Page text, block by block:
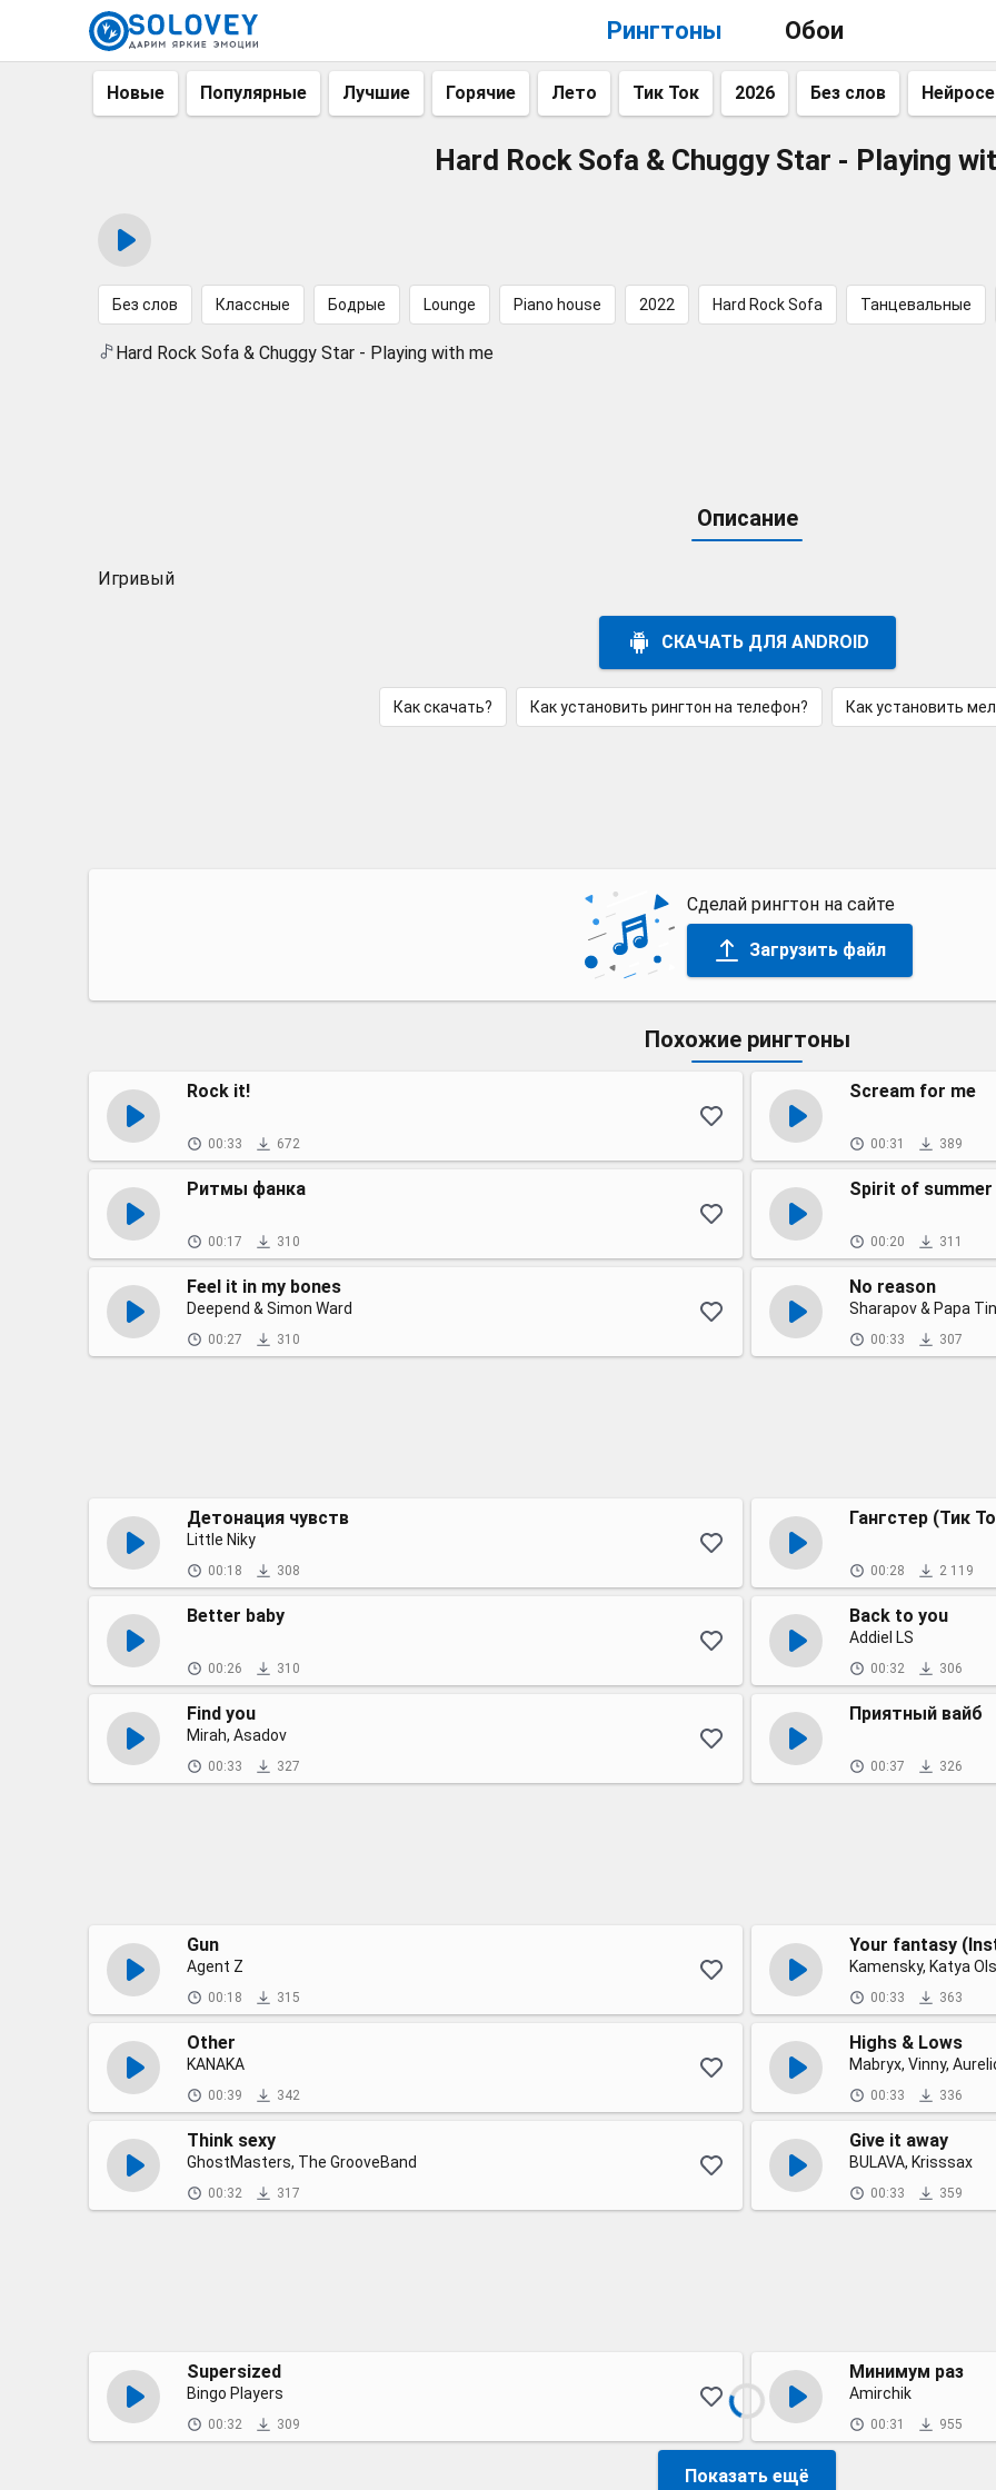
Рингтоны Обои
Новые Популярные Лучшие Горячие Лето Тик Ток 2026 Без слов
Hard Rock Sofa & Chuggy Star - Playing
Без слов Классные Бодрые Lounge Piano house 2022 Hard Rock Sofa Танцевальные
Hard Rock Sofa & Chuggy Star - Playing with me
Описание
Игривый
СКАЧАТЬ ДЛЯ ANDROID
Как скачать? Как установить рингтон на телефон? Как установить
Сделай рингтон на сайте
Загрузить файл
Похожие рингтоны
Rock it!
00:33 672
Scream for me
00:31 389
Ритмы фанка
00:17 310
Spirit of summer
00:20 311
Feel it in my bones
Deepend & Simon Ward
00:27 310
No reason
Sharapov & Papa Tin
00:33 307
Детонация чувств
Little Niky
00:18 308
Гангстер (Тик
00:28 2 119
Better baby
00:26 310
Back to you
Addiel LS
00:32 306
Find you
Mirah, Asadov
00:33 327
Приятный вайб
00:37 326
Gun
Agent Z
00:18 315
Your fantasy
Kamensky, Katya
00:33 363
Other
KANAKA
00:39 342
Highs & Lows
Mabryx, Vinny,
00:33 336
Think sexy
GhostMasters, The GrooveBand
00:32 317
Give it away
BULAVA, Krisssax
00:33 359
Supersized
Bingo Players
00:32 309
Минимум раз
Amirchik
00:31 955
Показать ещё